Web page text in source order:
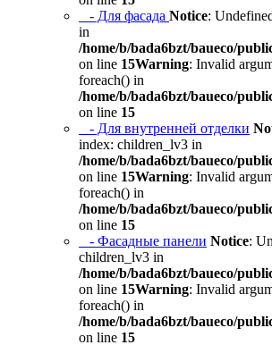
- Для фасада Notice:
in
/home/b/bada6bzt/baueco/
on line 15Warning: Invalid
foreach() in
/home/b/bada6bzt/baueco/
on line 15
- Для внутренней отделки
index: children_lv3 in
/home/b/bada6bzt/baueco/
on line 15Warning: Invalid
foreach() in
/home/b/bada6bzt/baueco/
on line 15
- Фасадные панели Notice:
children_lv3 in
/home/b/bada6bzt/baueco/
on line 15Warning: Invalid
foreach() in
/home/b/bada6bzt/baueco/
on line 15